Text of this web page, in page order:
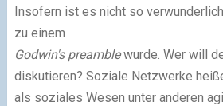
Insofern ist es nicht so
zu einem
Godwin's preamblewurde. Wer will
diskutieren? Soziale Netzwerke
als soziales Wesen unter anderen